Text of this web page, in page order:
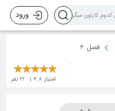
ورود
فصل 4
امتیاز 4.8
22 نفر